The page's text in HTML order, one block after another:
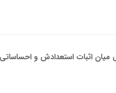
میان اثبات استعدادش و